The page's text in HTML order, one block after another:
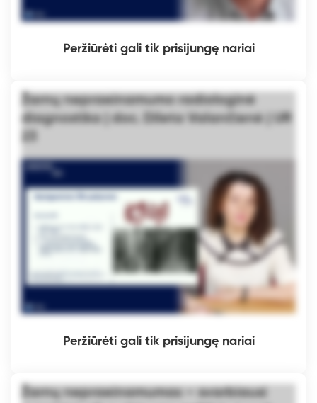
Peržiūrėti gali tik prisijungę nariai
Žarnų nepraeinamumo radiologinė
diagnostika | doc. Dileta Valančienė | UR
Peržiūrėti gali tik prisijungę nariai
Žarnų nepraeinamumas – svarbiausi